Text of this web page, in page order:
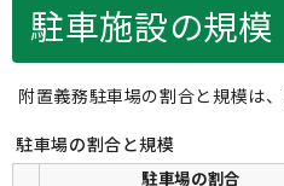
駐車施設の規模
附置義務駐車場の割合と規模は、
駐車場の割合と規模
駐車場の割合